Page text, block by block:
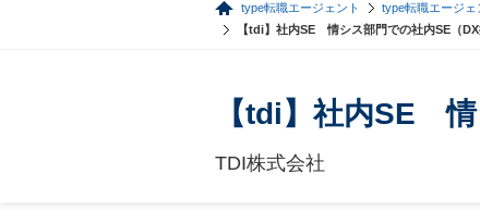
type転職エージェント type転職エージェ
【tdi】社内SE 情シス部門での社内SE（DX
【tdi】社内SE 情
TDI株式会社